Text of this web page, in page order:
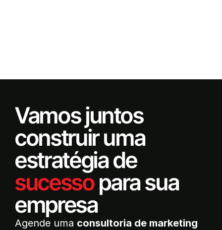
Vamos juntos
construir uma
estratégia de
sucessopara sua
empresa
Agende uma consultoria de marketing